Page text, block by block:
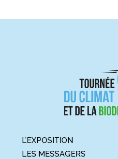
L’EXPOSITION
LES MESSAGERS